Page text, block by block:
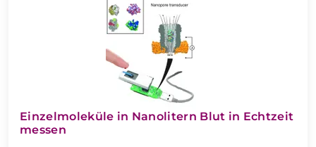
Einzelmoleküle in Nanolitern Blut in Echtzeit
messen